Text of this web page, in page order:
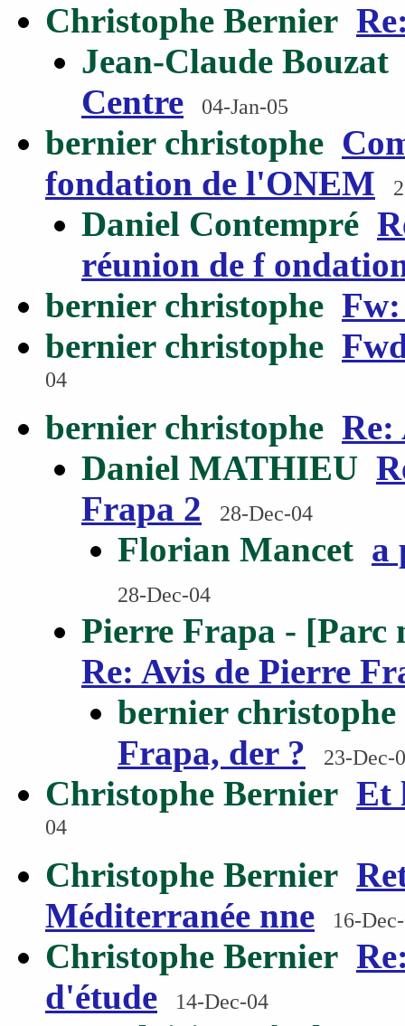
Christophe Bernier
Jean-Claude Bouzat
Centre
04-Jan-05
bernier christophe
fondation de l'ONEM
Daniel Contempré
réunion de f
bernier christophe
bernier christophe
04
bernier christophe Re:
Daniel MATHIEU
Frapa 2
28-Dec-04
Florian Mancet a
28-Dec-04
Pierre Frapa - [Parc
Re: Avis de Pierre
bernier christophe
Frapa, der ?
23-Dec-
Christophe Bernier Et
04
Christophe Bernier
Méditerranée nne
16-
Christophe Bernier
d'étude
14-Dec-04